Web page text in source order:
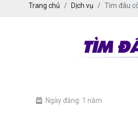
Trang chủ Dịch vụ Tìm đâu
TÌM
Ngày đăng: 1 năm